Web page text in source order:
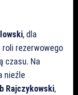
, dla
roli rezerwowego
czasu. Na
nieźle
Rajczykowski,